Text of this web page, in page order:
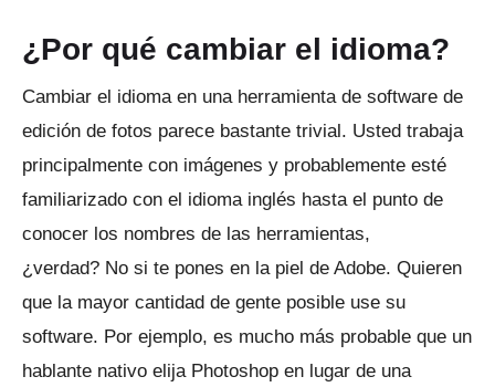
¿Por qué cambiar el idioma?
Cambiar el idioma en una herramienta de software de
edición de fotos parece bastante trivial. Usted trabaja
principalmente con imágenes y probablemente esté
familiarizado con el idioma inglés hasta el punto de
conocer los nombres de las herramientas,
¿verdad? No si te pones en la piel de Adobe. Quieren
que la mayor cantidad de gente posible use su
software. Por ejemplo, es mucho más probable que un
hablante nativo elija Photoshop en lugar de una